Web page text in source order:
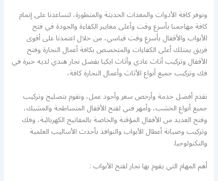
ونوفر كافة الأدوات والمعدات الحديثة والمتطورة، لتساعدنا على إتمام
كافة مهاجمنا بأسرع وقت وأعلى معايير الكفاءة والجودة في فتح
الأبواب والأقفال بأسرع وقت قياسي، من خلال اعتمدنا على أقوى
فريق يمتلك أعلى الكفاءات والمتخصص بكافة أعمال النجارة وفتح
الأقفال وتركيب أثاث عادي وأثاث ايكيا بفضل نجار هندي لديه خبرة في
فك وتركيب جميع أنواع الأثاث وأعمال النجارة كافة،
نقدم أفضل خدمة وأرخص سعر وأجود عمل، ونقوم بتصليح وتركيب
جميع أنواع الخشب، وأمهر فني لفتح الأقفال المتساطحة والمشبك،
وفتح العديد من الأقفال المؤقتة والخاصة بالمفاتيح الكهربائية، وفك
وتركيب وصيانة أعطال الأبواب والنوافذ بأحدث الأساليب العلمية
والتكنولوجيا.
أهم المهام التي يقوم بها نجار لفتح الأبواب :